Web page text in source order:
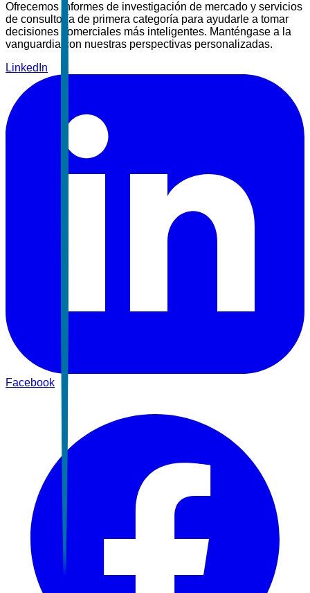
Ofrecemos informes de investigación de mercado y servicios
de consultoría de primera categoría para ayudarle a tomar
decisiones comerciales más inteligentes. Manténgase a la
vanguardia con nuestras perspectivas personalizadas.
LinkedIn
Facebook